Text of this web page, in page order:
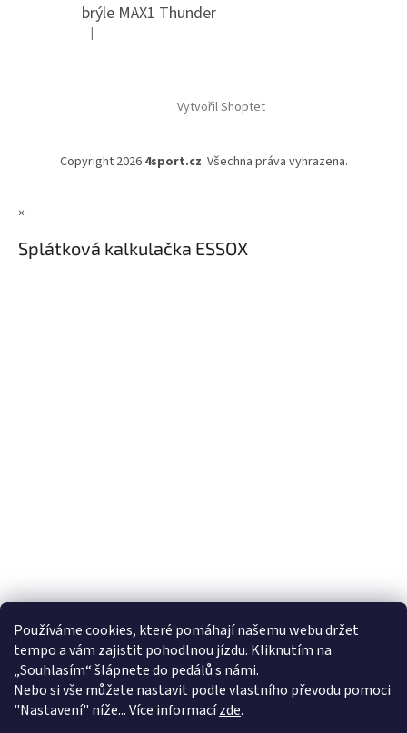
Používáme cookies, které pomáhají našemu webu držet
tempo a vám zajistit pohodlnou jízdu. Kliknutím na
„Souhlasím“ šlápnete do pedálů s námi.
Nebo si vše můžete nastavit podle vlastního převodu pomoci
"Nastavení" níže... Více informacízde.
brýle MAX1 Thunder
Hodnocení produktu je 5 z 5 hvězdiček.
|
Vytvořil Shoptet
Copyright 2026 4sport.cz. Všechna práva vyhrazena.
×
Splátková kalkulačka ESSOX